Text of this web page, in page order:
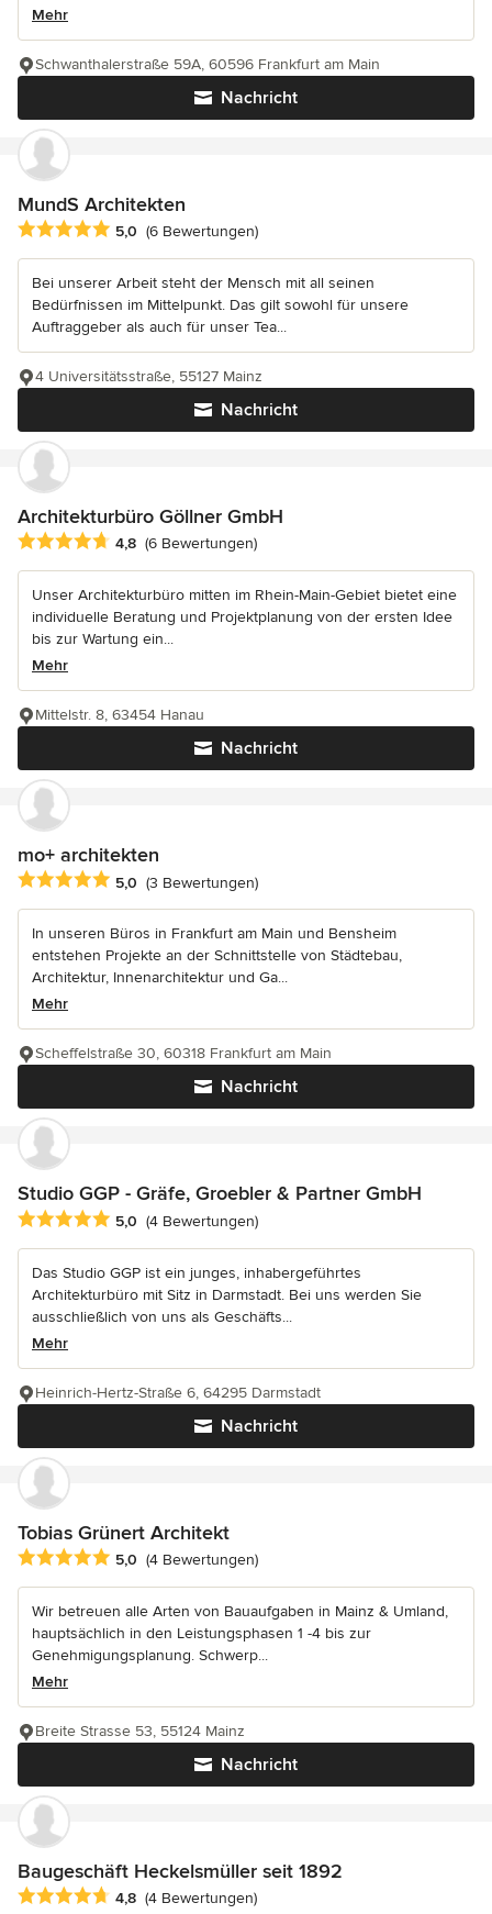
Mehr
Nachricht
Schwanthalerstraße 59A, 60596 Frankfurt am Main
MundS Architekten
Durchschnittliche Bewertung: 5 von 5 Sternen
5,0 (6 Bewertungen)
Bei unserer Arbeit steht der Mensch mit all seinen
Bedürfnissen im Mittelpunkt. Das gilt sowohl für unsere
Auftraggeber als auch für unser Tea...
Nachricht
4 Universitätsstraße, 55127 Mainz
Architekturbüro Göllner GmbH
Durchschnittliche Bewertung: 4.8 von 5 Sternen
4,8 (6 Bewertungen)
Unser Architekturbüro mitten im Rhein-Main-Gebiet bietet eine
individuelle Beratung und Projektplanung von der ersten Idee
bis zur Wartung ein...
Mehr
Nachricht
Mittelstr. 8, 63454 Hanau
mo+ architekten
Durchschnittliche Bewertung: 5 von 5 Sternen
5,0 (3 Bewertungen)
In unseren Büros in Frankfurt am Main und Bensheim
entstehen Projekte an der Schnittstelle von Städtebau,
Architektur, Innenarchitektur und Ga...
Mehr
Nachricht
Scheffelstraße 30, 60318 Frankfurt am Main
Studio GGP - Gräfe, Groebler & Partner GmbH
Durchschnittliche Bewertung: 5 von 5 Sternen
5,0 (4 Bewertungen)
Das Studio GGP ist ein junges, inhabergeführtes
Architekturbüro mit Sitz in Darmstadt. Bei uns werden Sie
ausschließlich von uns als Geschäfts...
Mehr
Nachricht
Heinrich-Hertz-Straße 6, 64295 Darmstadt
Tobias Grünert Architekt
Durchschnittliche Bewertung: 5 von 5 Sternen
5,0 (4 Bewertungen)
Wir betreuen alle Arten von Bauaufgaben in Mainz & Umland,
hauptsächlich in den Leistungsphasen 1 -4 bis zur
Genehmigungsplanung. Schwerp...
Mehr
Nachricht
Breite Strasse 53, 55124 Mainz
Baugeschäft Heckelsmüller seit 1892
Durchschnittliche Bewertung: 4.8 von 5 Sternen
4,8 (4 Bewertungen)